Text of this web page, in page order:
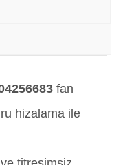
fan
hizalama ile